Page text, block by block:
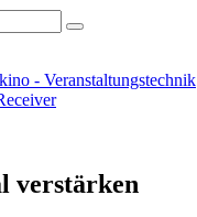
- Veranstaltungstechnik
verstärken